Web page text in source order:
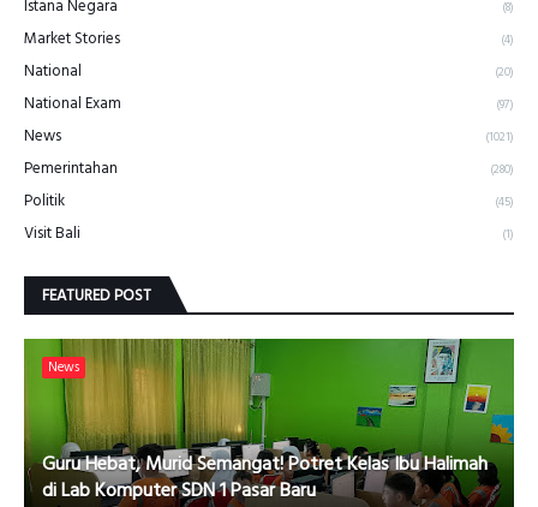
Istana Negara (8)
Market Stories (4)
National (20)
National Exam (97)
News (1021)
Pemerintahan (280)
Politik (45)
Visit Bali (1)
FEATURED POST
News
Guru Hebat, Murid Semangat! Potret Kelas Ibu Halimah
di Lab Komputer SDN 1 Pasar Baru